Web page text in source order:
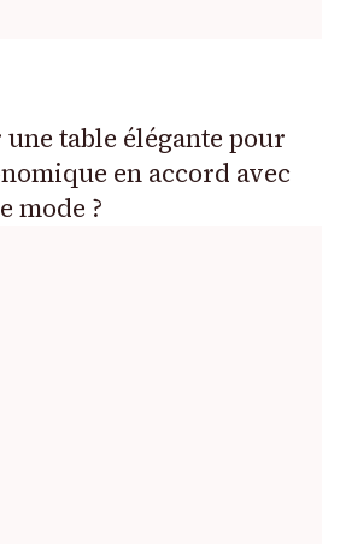
table élégante pour
en accord avec
mode ?